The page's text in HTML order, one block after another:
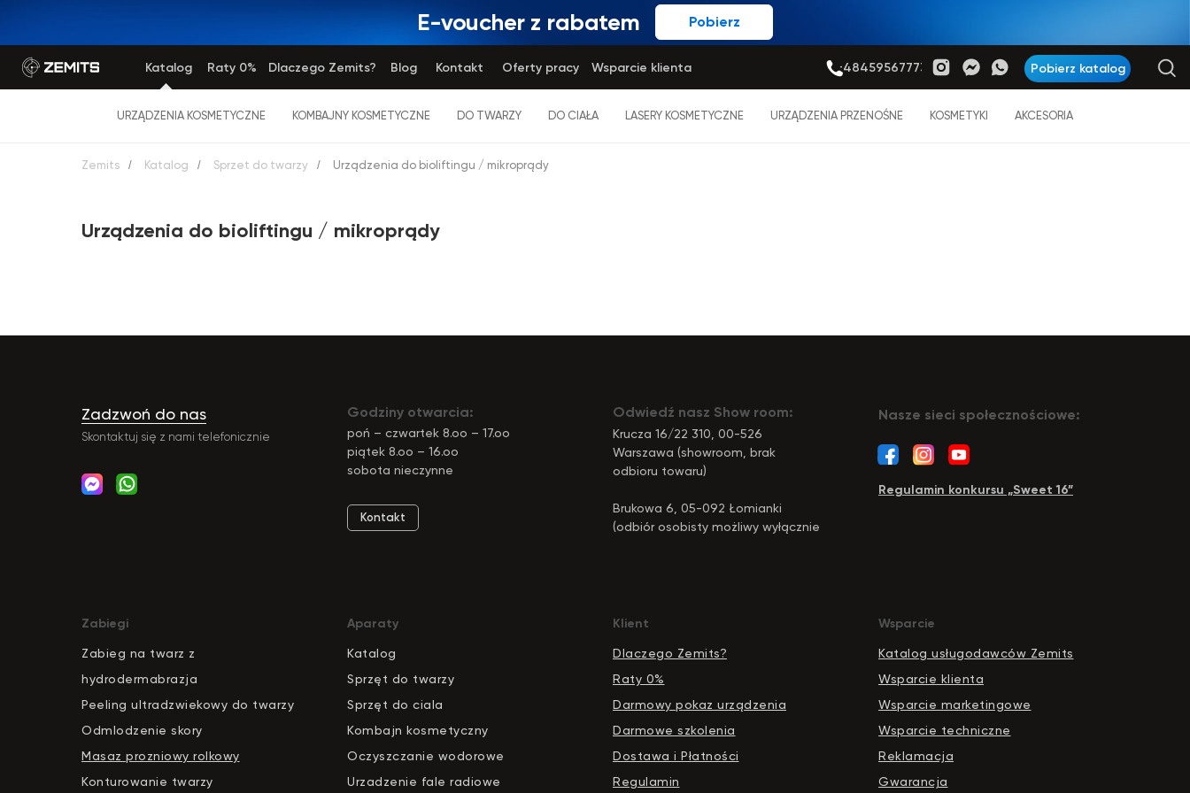
Pobierz
E-voucher z rabatem
Pobierz katalog
Katalog +48459567773
Blog
Raty 0% Dlaczego Zemits? Kontakt Oferty pracy Wsparcie klienta
URZĄDZENIA KOSMETYCZNE KOMBAJNY KOSMETYCZNE DO TWARZY DO CIAŁA LASERY KOSMETYCZNE URZĄDZENIA PRZENOŚNE KOSMETYKI AKCESORIA
Zemits / Katalog / Sprzet do twarzy / Urządzenia do bioliftingu / mikroprądy
Urządzenia do bioliftingu / mikroprądy
Skontaktuj się z nami telefonicznie
Zadzwoń do nas Godziny otwarcia:
poń – czwartek 8.oo – 17.oo
piątek 8.oo – 16.oo
sobota nieczynne
Regulamin konkursu „Sweet 16”
Odwiedź nasz Show room:
Krucza 16/22 310, 00-526
Warszawa (showroom, brak
odbioru towaru)
Brukowa 6, 05-092 Łomianki
(odbiór osobisty możliwy wyłącznie
Kontakt
Nasze sieci społecznościowe:
Zabiegi
Zabieg na twarz z
hydrodermabrazja
Peeling ultradzwiekowy do twarzy
Odmlodzenie skory
Masaz prozniowy rolkowy
Konturowanie twarzy
Aparaty
Katalog
Sprzęt do twarzy
Sprzęt do ciala
Kombajn kosmetyczny
Oczyszczanie wodorowe
Urzadzenie fale radiowe
Klient
Dlaczego Zemits?
Raty 0%
Darmowy pokaz urządzenia
Darmowe szkolenia
Dostawa i Płatności
Regulamin
Wsparcie
Katalog usługodawców Zemits
Wsparcie klienta
Wsparcie marketingowe
Wsparcie techniczne
Reklamacja
Gwarancja